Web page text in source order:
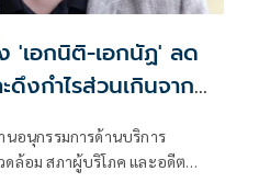
'เอกนิติ-เอกนัฏ' ลด
งกำไรส่วนเกินจาก
นอนุกรรมการด้านบริการ
ดล้อม สภาผู้บริโภค และอดีต